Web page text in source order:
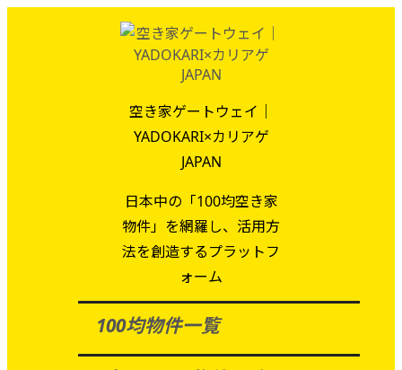
空き家ゲートウェイ｜
YADOKARI×カリアゲ
JAPAN
日本中の「100均空き家
物件」を網羅し、活用方
法を創造するプラットフ
ォーム
100均物件一覧